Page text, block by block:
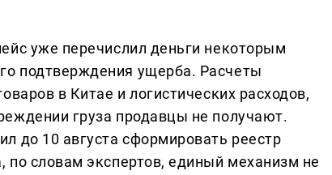
уже перечислил деньги некоторым
подтверждения ущерба. Расчеты
в Китае и логистических расходов,
груза продавцы не получают.
до 10 августа сформировать реестр
словам экспертов, единый механизм не